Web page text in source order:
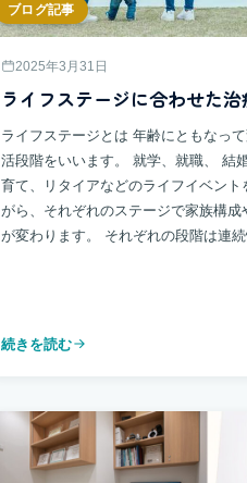
ブログ記事
2025年3月31日
ライフステージに合わせた治
ライフステージとは 年齢にともなっ
活段階をいいます。 就学、就職、 結
育て、リタイアなどのライフイベント
がら、それぞれのステージで家族構成
が変わります。 それぞれの段階は連
続きを読む